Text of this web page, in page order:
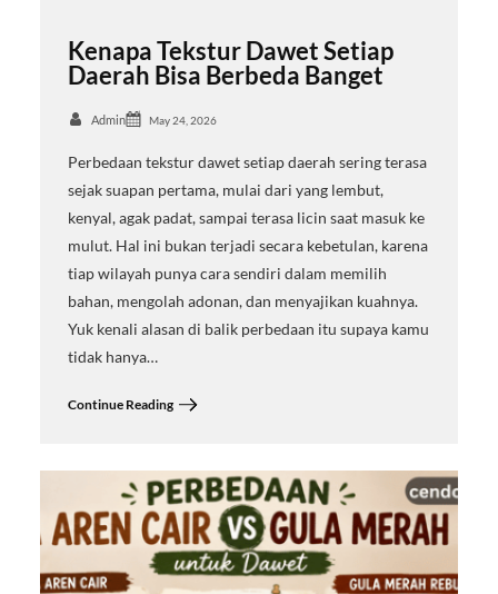
Kenapa Tekstur Dawet Setiap
Daerah Bisa Berbeda Banget
Admin May 24, 2026
Perbedaan tekstur dawet setiap daerah sering terasa
sejak suapan pertama, mulai dari yang lembut,
kenyal, agak padat, sampai terasa licin saat masuk ke
mulut. Hal ini bukan terjadi secara kebetulan, karena
tiap wilayah punya cara sendiri dalam memilih
bahan, mengolah adonan, dan menyajikan kuahnya.
Yuk kenali alasan di balik perbedaan itu supaya kamu
tidak hanya…
Continue Reading